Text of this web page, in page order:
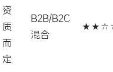
资
质
而
定
B2B/B2C
混合